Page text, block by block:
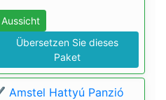
Aussicht
Übersetzen Sie dieses
Paket
Amstel Hattyú Panzió